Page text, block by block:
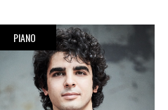
PIANO